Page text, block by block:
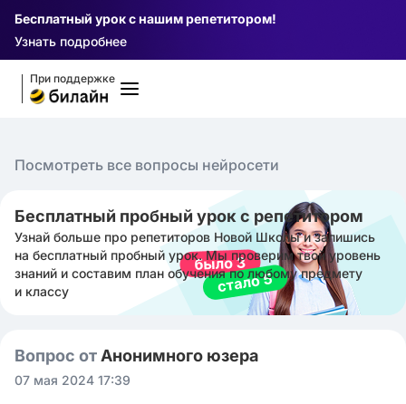
Бесплатный урок с нашим репетитором!
Узнать подробнее
При поддержке
Посмотреть все вопросы нейросети
Бесплатный пробный урок с репетитором
Узнай больше про репетиторов Новой Школы и запишись
на бесплатный пробный урок. Мы проверим твой уровень
знаний и составим план обучения по любому предмету
и классу
Вопрос от Анонимного юзера
07 мая 2024 17:39